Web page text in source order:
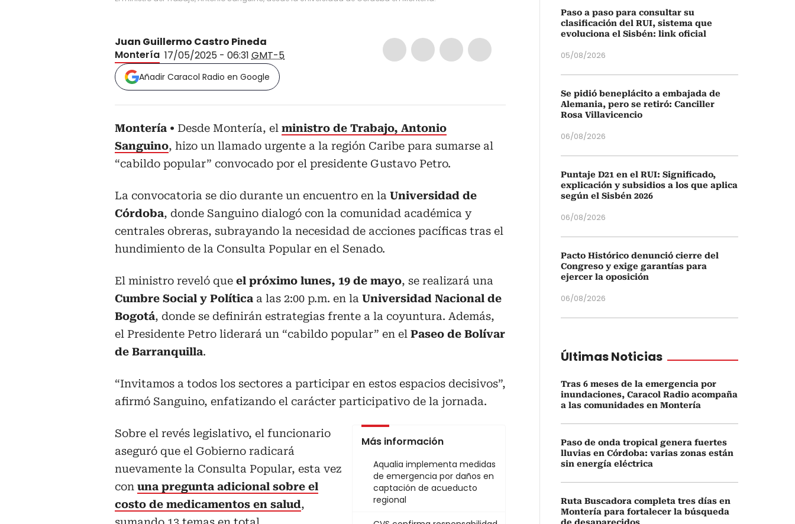
Juan Guillermo Castro Pineda
Montería 17/05/2025 - 06:31 GMT-5
Añadir Caracol Radio en Google
Montería Desde Montería, el ministro de Trabajo, Antonio
Sanguino, hizo un llamado urgente a la región Caribe para sumarse al
“cabildo popular” convocado por el presidente Gustavo Petro.
La convocatoria se dio durante un encuentro en la Universidad de
Córdoba, donde Sanguino dialogó con la comunidad académica y
centrales obreras, subrayando la necesidad de acciones pacíficas tras el
hundimiento de la Consulta Popular en el Senado.
El ministro reveló que el próximo lunes, 19 de mayo, se realizará una
Cumbre Social y Política a las 2:00 p.m. en la Universidad Nacional de
Bogotá, donde se definirán estrategias frente a la coyuntura. Además,
el Presidente Petro liderará un “cabildo popular” en el Paseo de Bolívar
de Barranquilla.
“Invitamos a todos los sectores a participar en estos espacios decisivos”,
afirmó Sanguino, enfatizando el carácter participativo de la jornada.
Más información
Aqualia implementa medidas
de emergencia por daños en
captación de acueducto
regional
Sobre el revés legislativo, el funcionario
aseguró que el Gobierno radicará
nuevamente la Consulta Popular, esta vez
con una pregunta adicional sobre el
costo de medicamentos en salud,
Paso a paso para consultar su
clasificación del RUI, sistema que
evoluciona el Sisbén: link oficial
05/08/2026
Se pidió beneplácito a embajada de
Alemania, pero se retiró: Canciller
Rosa Villavicencio
06/08/2026
Puntaje D21 en el RUI: Significado,
explicación y subsidios a los que aplica
según el Sisbén 2026
06/08/2026
Pacto Histórico denunció cierre del
Congreso y exige garantías para
ejercer la oposición
06/08/2026
Últimas Noticias
Tras 6 meses de la emergencia por
inundaciones, Caracol Radio acompaña
a las comunidades en Montería
Paso de onda tropical genera fuertes
lluvias en Córdoba: varias zonas están
sin energía eléctrica
Ruta Buscadora completa tres días en
Montería para fortalecer la búsqueda